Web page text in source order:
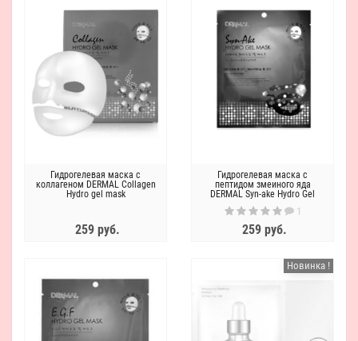
Гидрогелевая маска с
коллагеном DERMAL Collagen
Hydro gel mask
259 руб.
Гидрогелевая маска с
пептидом змеиного яда
DERMAL Syn-ake Hydro Gel
Mask
1
259 руб.
Новинка !